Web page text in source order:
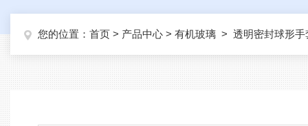
您的位置： 首页 > 产品中心 > 有机玻璃 > 透明密封球形手